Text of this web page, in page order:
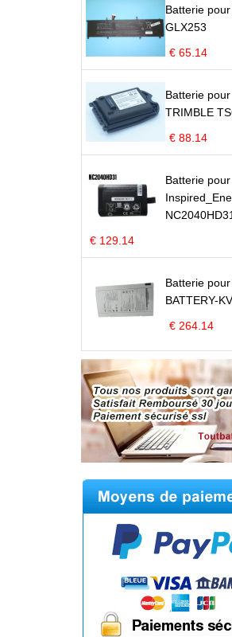
Batterie pour
GLX253
€ 65.14
Batterie pour
TRIMBLE
€ 88.14
Batterie pour
NC2040HD31
€ 129.14
Batterie pour
BATTERY-KV
€ 264.14